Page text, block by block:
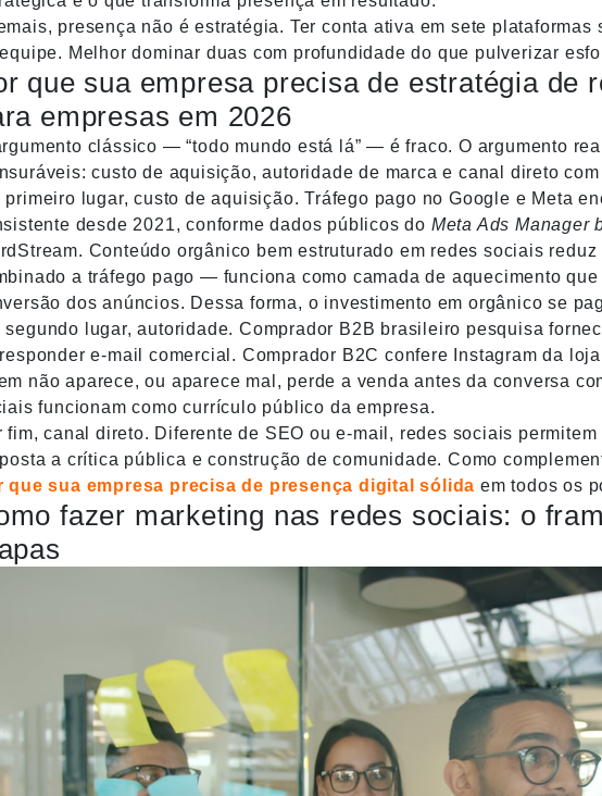
presença não é estratégia. Ter conta ativa em sete plataformas
Melhor dominar duas com profundidade do que pulverizar
que sua empresa precisa de estratégia de
empresas em 2026
clássico — “todo mundo está lá” — é fraco. O argumento
custo de aquisição, autoridade de marca e canal direto
primeiro lugar, custo de aquisição. Tráfego pago no Google e Meta
desde 2021, conforme dados públicos do Meta Ads Manager
Conteúdo orgânico bem estruturado em redes sociais
a tráfego pago — funciona como camada de aquecimento
dos anúncios. Dessa forma, o investimento em orgânico se
segundo lugar, autoridade. Comprador B2B brasileiro pesquisa
e-mail comercial. Comprador B2C confere Instagram da
não aparece, ou aparece mal, perde a venda antes da conversa
funcionam como currículo público da empresa.
fim, canal direto. Diferente de SEO ou e-mail, redes sociais
a crítica pública e construção de comunidade. Como
que sua empresa precisa de presença digital sólida em todos os
fazer marketing nas redes sociais: o